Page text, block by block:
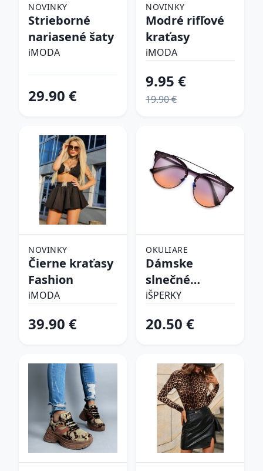
NOVINKY
Strieborné
nariasené šaty
iMODA
29.90 €
NOVINKY
Modré rifľové
kraťasy
iMODA
9.95 €
19.90 €
NOVINKY
Čierne kraťasy
Fashion
iMODA
39.90 €
OKULIARE
Dámske
slnečné
okuliare
iŠPERKY
20.50 €